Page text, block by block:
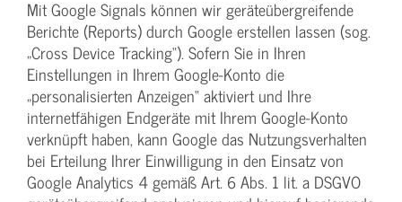
Mit Google Signals können wir geräteübergreifende
Berichte (Reports) durch Google erstellen lassen (sog.
„Cross Device Tracking“). Sofern Sie in Ihren
Einstellungen in Ihrem Google-Konto die
„personalisierten Anzeigen“ aktiviert und Ihre
internetfähigen Endgeräte mit Ihrem Google-Konto
verknüpft haben, kann Google das Nutzungsverhalten
bei Erteilung Ihrer Einwilligung in den Einsatz von
Google Analytics 4 gemäß Art. 6 Abs. 1 lit. a DSGVO